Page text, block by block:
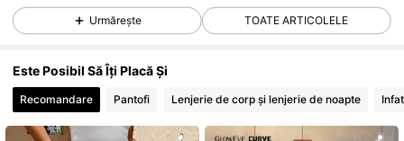
4,81
Urmărește TOATE ARTICOLELE
Este Posibil Să Îți Placă Și
Recomandare Pantofi Lenjerie de corp și lenjerie de noapte